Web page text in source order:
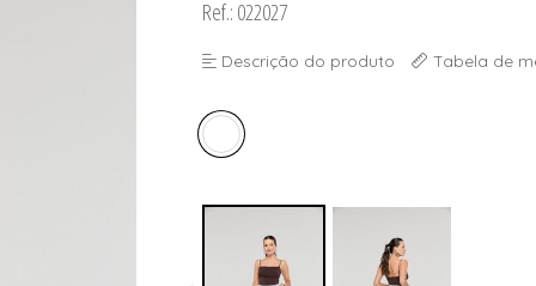
Ref.: 022027
Descrição do produto Tabela de